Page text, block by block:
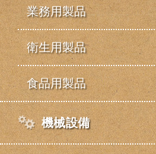
業務用製品
衛生用製品
食品用製品
機械設備